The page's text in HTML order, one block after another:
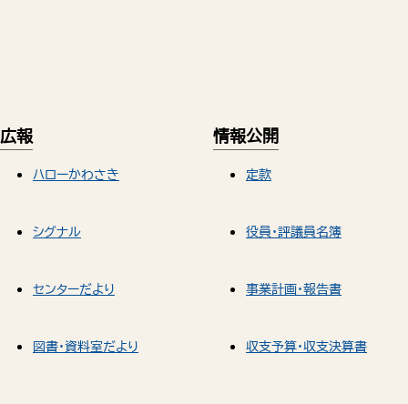
広報
ハローかわさき
シグナル
センターだより
図書・資料室だより
情報公開
定款
役員・評議員名簿
事業計画・報告書
収支予算・収支決算書